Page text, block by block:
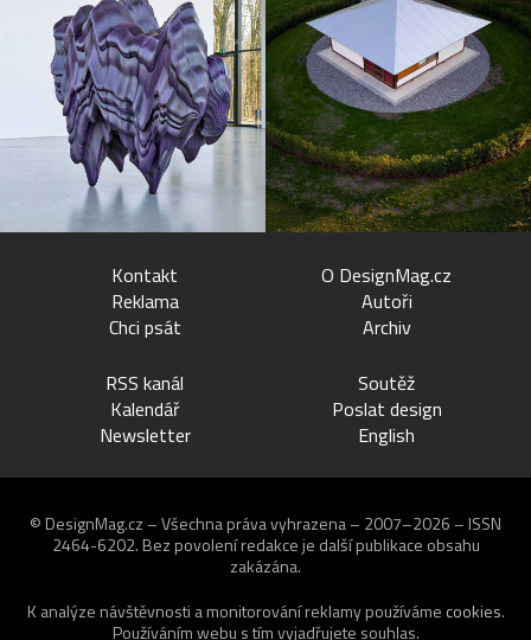
Kontakt
Reklama
Chci psát
O DesignMag.cz
Autoři
Archiv
RSS kanál
Kalendář
Newsletter
Soutěž
Poslat design
English
© DesignMag.cz – Všechna práva vyhrazena – 2007–2026 – ISSN
2464-6202. Bez povolení redakce je další publikace obsahu
zakázána.
K analýze návštěvnosti a monitorování reklamy používáme cookies.
Používáním webu s tím vyjadřujete souhlas.